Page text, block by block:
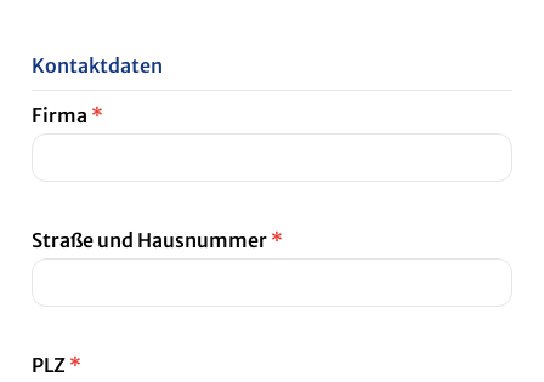
Kontaktdaten
Firma *
Straße und Hausnummer *
PLZ *